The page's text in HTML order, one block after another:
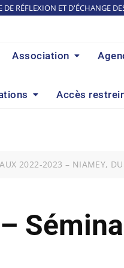
DE RÉFLEXION ET D'ÉCHANGE
Association
Accès
2022-2023 – NIAMEY,